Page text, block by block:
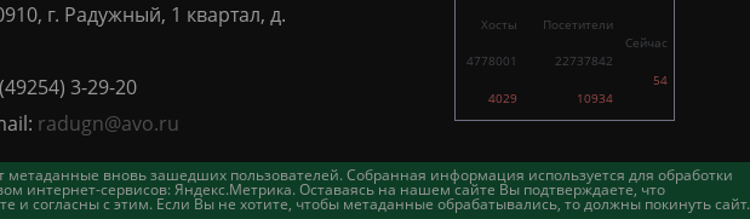
метаданные вновь зашедших пользователей. Собранная информация используется для обработки
интернет-сервисов: Яндекс.Метрика. Оставаясь на нашем сайте Вы подтверждаете, что
согласны с этим. Если Вы не хотите, чтобы метаданные обрабатывались, то должны покинуть сайт.
г. Радужный, 1 квартал, д.
3-29-20
radugn@avo.ru
Хосты
4778001
4029
Посетители
22737842
10934
Сейчас
54